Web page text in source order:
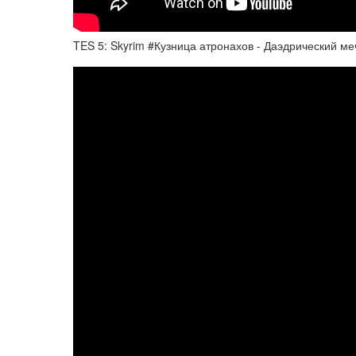
TES 5: Skyrim #Кузница атронахов - Даэдрический